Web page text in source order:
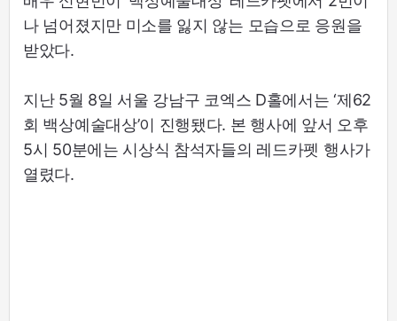
나 넘어졌지만 미소를 잃지 않는 모습으로 응원을
받았다.
지난 5월 8일 서울 강남구 코엑스 D홀에서는 ‘제62
회 백상예술대상’이 진행됐다. 본 행사에 앞서 오후
5시 50분에는 시상식 참석자들의 레드카펫 행사가
열렸다.